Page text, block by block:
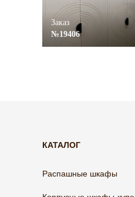
Заказ
№19406
КАТАЛОГ
Распашные шкафы